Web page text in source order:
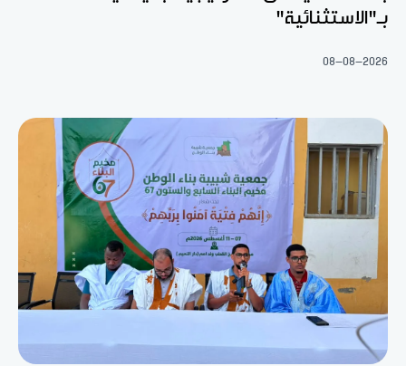
بـ"الاستثنائية"
08-08-2026